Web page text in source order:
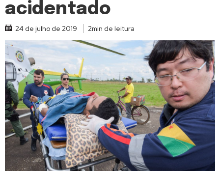
acidentado
24 de julho de 2019 2min de leitura